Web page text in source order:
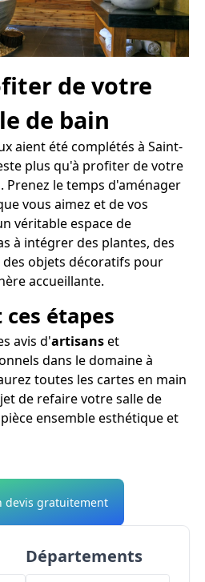
de votre
de bain
aient été complétés à Saint-
plus qu'à profiter de votre
. Prenez le temps d'aménager
vous aimez et de vos
véritable espace de
à intégrer des plantes, des
objets décoratifs pour
accueillante.
étapes
avis d'artisanset
dans le domaine à
toutes les cartes en main
de refaire votre salle de
ensemble esthétique et
devis gratuitement
Départements